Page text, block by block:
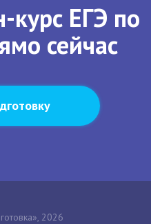
курс ЕГЭ по
сейчас
2026